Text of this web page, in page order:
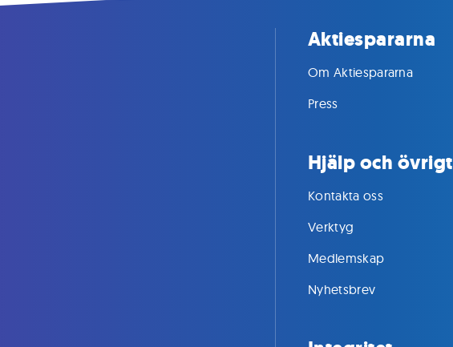
Aktiespararna
Om Aktiespararna
Press
Hjälp och övrigt
Kontakta oss
Verktyg
Medlemskap
Nyhetsbrev